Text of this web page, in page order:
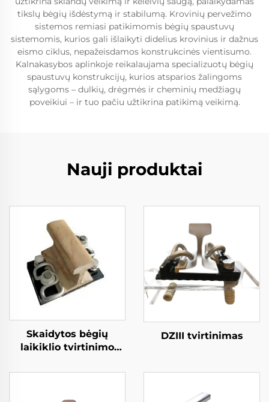
tikslų bėgių išdėstymą ir stabilumą. Krovinių pervežimo
sistemos remiasi patikimomis bėgių spaustuvų
sistemomis, kurios gali išlaikyti didelius krovinius ir dažnus
eismo ciklus, nepažeisdamos konstrukcinės vientisumo.
Kalnakasybos aplinkoje reikalaujama specializuotų bėgių
spaustuvų konstrukcijų, kurios atsparios žalingoms
sąlygoms – dulkių, drėgmės ir cheminių medžiagų
poveikiui – ir tuo pačiu užtikrina patikimą veikimą.
Nauji produktai
Skaidytos bėgių
laikiklio tvirtinimo
DZIII tvirtinimas